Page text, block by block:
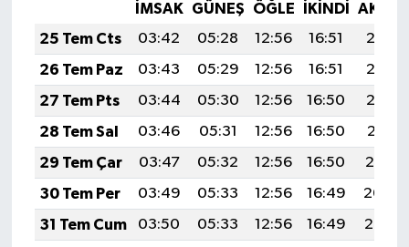
İMSAK GÜNEŞ ÖĞLE İKINDI
25 Tem Cts
03:42 05:28 12:56 16:51
20:13
26 Tem Paz
03:43 05:29 12:56 16:51
20:12
27 Tem Pts
03:44 05:30 12:56 16:50
20:12
28 Tem Sal
03:46 05:31 12:56 16:50
20:11
29 Tem Çar
03:47 05:32 12:56 16:50
20:10
30 Tem Per
03:49 05:33 12:56 16:49
20:09
31 Tem Cum
03:50 05:33 12:56 16:49
20:08